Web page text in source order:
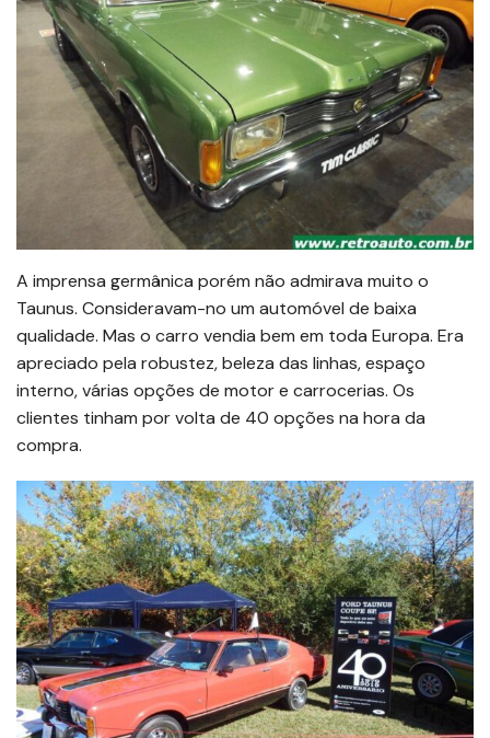
A imprensa germânica porém não admirava muito o
Taunus. Consideravam-no um automóvel de baixa
qualidade. Mas o carro vendia bem em toda Europa. Era
apreciado pela robustez, beleza das linhas, espaço
interno, várias opções de motor e carrocerias. Os
clientes tinham por volta de 40 opções na hora da
compra.